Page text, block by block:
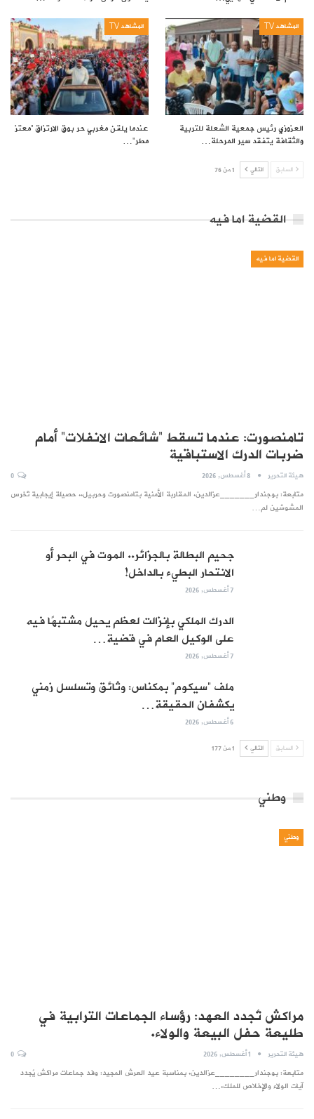
المشاهد TV
العزوزي رئيس جمعية الشعلة للتربية
والثقافة يتفقد سير المرحلة…
المشاهد TV
عندما يلقن مغربي حر بوق الارتزاق “معتز
مطر”…
السابق التالي 1 من 76
القضية اما فيه
القضية اما فيه
تامنصورت: عندما تسقط “شائعات الانفلات” أمام
ضربات الدرك الاستباقية
هيئة التحرير 8 أغسطس, 2026
متابعة: بوجندار_______عزالدين. المقاربة الأمنية بتامنصورت وحربيل.. حصيلة إيجابية تُخرس
المشوشين لم…
جحيم البطالة بالجزائر.. الموت في البحر أو
الانتحار البطيء بالداخل!
7 أغسطس, 2026
الدرك الملكي بإنزالت لعظم يحيل مشتبهًا فيه
على الوكيل العام في قضية…
7 أغسطس, 2026
ملف “سيكوم” بمكناس: وثائق وتسلسل زمني
يكشفان الحقيقة…
6 أغسطس, 2026
السابق التالي 1 من 177
وطني
وطني
مراكش تُجدد العهد: رؤساء الجماعات الترابية في
طليعة حفل البيعة والولاء.
هيئة التحرير 1 أغسطس, 2026
متابعة: بوجندار________عزالدين. بمناسبة عيد العرش المجيد: وفد جماعات مراكش يُجدد
آيات الولاء والإخلاص للملك.…